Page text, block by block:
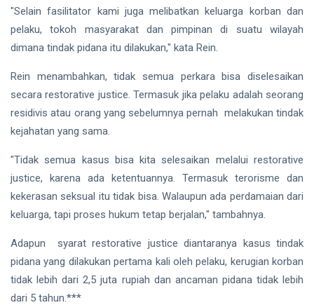
PT IKPP Perawang
Politik
"Selain fasilitator kami juga melibatkan keluarga korban dan
pelaku, tokoh masyarakat dan pimpinan di suatu wilayah
dimana tindak pidana itu dilakukan," kata Rein.
Rein menambahkan, tidak semua perkara bisa diselesaikan
secara restorative justice. Termasuk jika pelaku adalah seorang
residivis atau orang yang sebelumnya pernah melakukan tindak
kejahatan yang sama.
"Tidak semua kasus bisa kita selesaikan melalui restorative
justice, karena ada ketentuannya. Termasuk terorisme dan
kekerasan seksual itu tidak bisa. Walaupun ada perdamaian dari
keluarga, tapi proses hukum tetap berjalan," tambahnya.
Adapun syarat restorative justice diantaranya kasus tindak
pidana yang dilakukan pertama kali oleh pelaku, kerugian korban
tidak lebih dari 2,5 juta rupiah dan ancaman pidana tidak lebih
dari 5 tahun.***